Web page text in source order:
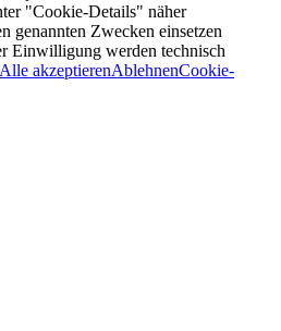
"Cookie-Details" näher
genannten Zwecken einsetzen
Einwilligung werden technisch
Alle akzeptierenAblehnenCookie-